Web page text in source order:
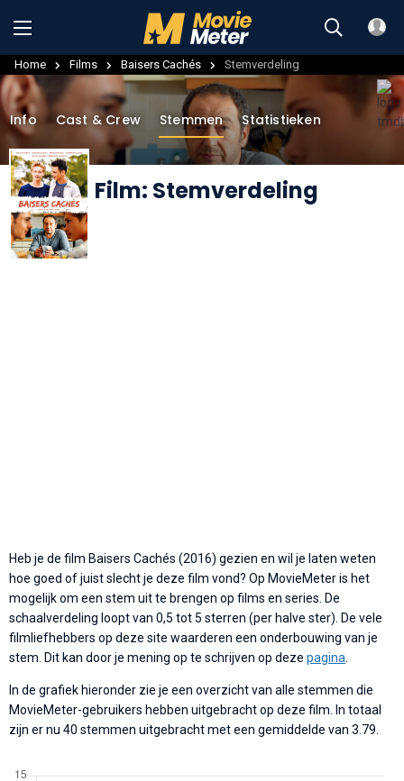
Home Films Baisers Cachés Stemverdeling
Film: Stemverdeling
Info Cast & Crew Stemmen Statistieken
Heb je de film Baisers Cachés (2016) gezien en wil je laten weten
hoe goed of juist slecht je deze film vond? Op MovieMeter is het
mogelijk om een stem uit te brengen op films en series. De
schaalverdeling loopt van 0,5 tot 5 sterren (per halve ster). De vele
filmliefhebbers op deze site waarderen een onderbouwing van je
stem. Dit kan door je mening op te schrijven op deze pagina
In de grafiek hieronder zie je een overzicht van alle stemmen die
MovieMeter-gebruikers hebben uitgebracht op deze film. In totaal
zijn er nu 40 stemmen uitgebracht met een gemiddelde van 3.79.